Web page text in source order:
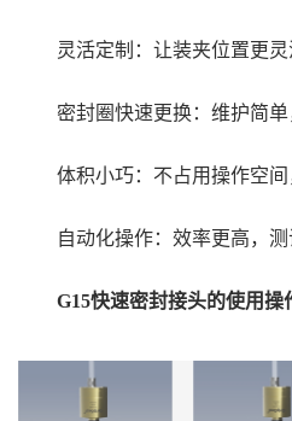
灵活定制：让装夹位置更灵
密封圈快速更换：维护简单
体积小巧：不占用操作空间
自动化操作：效率更高，测
G15快速密封接头的使用操